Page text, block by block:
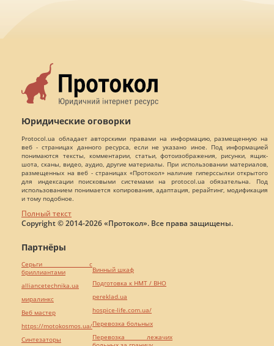
Юридические оговорки
Protocol.ua обладает авторскими правами на информацию, размещенную на
веб - страницах данного ресурса, если не указано иное. Под информацией
понимаются тексты, комментарии, статьи, фотоизображения, рисунки, ящик-
шота, сканы, видео, аудио, другие материалы. При использовании материалов,
размещенных на веб - страницах «Протокол» наличие гиперссылки открытого
для индексации поисковыми системами на protocol.ua обязательна. Под
использованием понимается копирования, адаптация, рерайтинг, модификация
и тому подобное.
Полный текст
Copyright © 2014-2026 «Протокол». Все права защищены.
Партнёры
Серьги с
бриллиантами
alliancetechnika.ua
миралинкс
Веб мастер
https://motokosmos.ua/
Синтезаторы
Винный шкаф
Подготовка к НМТ / ВНО
pereklad.ua
hospice-life.com.ua/
Перевозка больных
Перевозка лежачих